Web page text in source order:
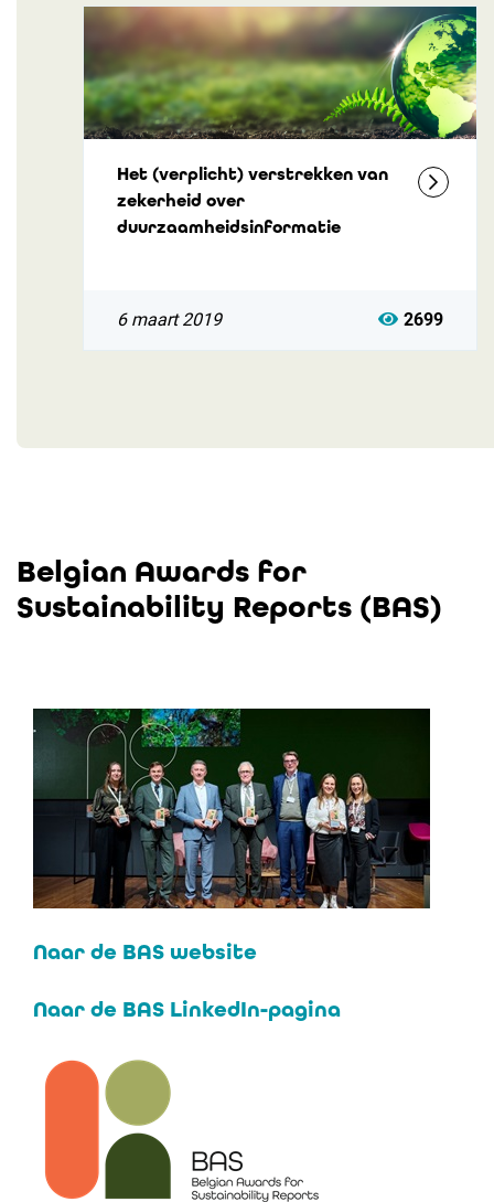
Het (verplicht) verstrekken van
zekerheid over
duurzaamheidsinformatie
6 maart 2019 2699
Belgian Awards for
Sustainability Reports (BAS)
Naar de BAS website
Naar de BAS LinkedIn-pagina